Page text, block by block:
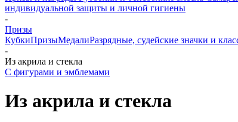
индивидуальной защиты и личной гигиены
-
Призы
КубкиПризыМедалиРазрядные, судейские значки и
-
Из акрила и стекла
С фигурами и эмблемами
Из акрила и стекла